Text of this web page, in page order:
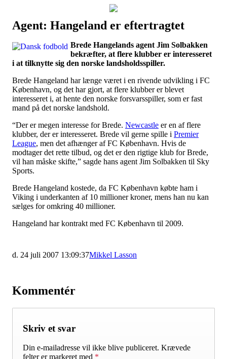
Наши партнеры
лучшие займы
Agent: Hangeland er eftertragtet
Brede Hangelands agent Jim Solbakken
bekræfter, at flere klubber er interesseret
i at tilknytte sig den norske landsholdsspiller.
Brede Hangeland har længe været i en rivende udvikling i FC
København, og det har gjort, at flere klubber er blevet
interesseret i, at hente den norske forsvarsspiller, som er fast
mand på det norske landshold.
“Der er megen interesse for Brede. Newcastle er en af flere
klubber, der er interesseret. Brede vil gerne spille i Premier
League, men det afhænger af FC København. Hvis de
modtager det rette tilbud, og det er den rigtige klub for Brede,
vil han måske skifte,” sagde hans agent Jim Solbakken til Sky
Sports.
Brede Hangeland kostede, da FC København købte ham i
Viking i underkanten af 10 millioner kroner, mens han nu kan
sælges for omkring 40 millioner.
Hangeland har kontrakt med FC København til 2009.
d. 24 juli 2007 13:09:37Mikkel Lasson
Kommentér
Skriv et svar
Din e-mailadresse vil ikke blive publiceret. Krævede
felter er markeret med *